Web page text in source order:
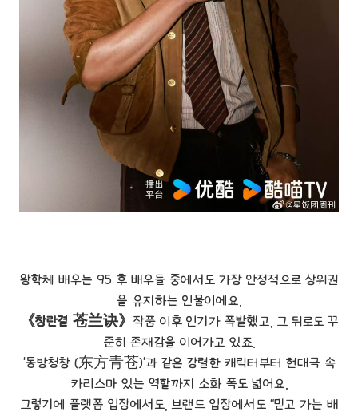
왕학체 배우는 95 후 배우들 중에서도 가장 안정적으로 상위권
을 유지하는 인물이에요.
《창란결 苍兰诀》 작품 이후 인기가 폭발했고, 그 뒤로도 꾸
준히 존재감을 이어가고 있죠.
'동방청창 (东方青苍)'과 같은 강렬한 캐릭터부터 현대극 속
카리스마 있는 역할까지 소화 폭도 넓어요.
그렇기에 플랫폼 입장에서도, 브랜드 입장에서도 "믿고 가는 배